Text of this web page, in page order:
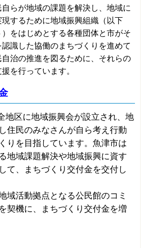
らが地域の課題を解決し、地域に
するために地域振興組織（以下
）をはじめとする各種団体と市がそ
識した協働のまちづくりを進めて
治の推進を図るために、それらの
を行っています。
地区に地域振興会が設立され、地
住民のみなさんが自ら考え行動
りを目指しています。魚津市は
地域課題解決や地域振興に資す
て、まちづくり交付金を交付し
域活動拠点となる公民館のコミ
契機に、まちづくり交付金を増